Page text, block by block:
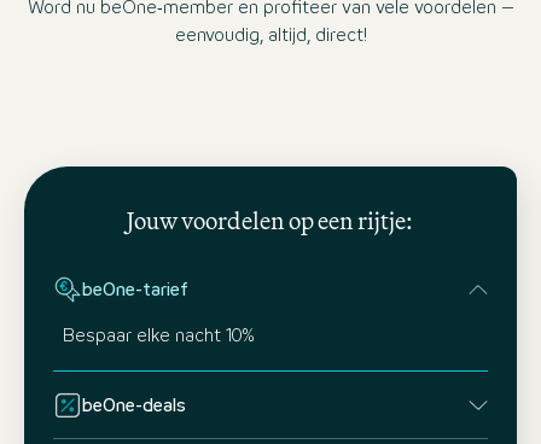
Word nu beOne‑member en profiteer van vele voordelen –
eenvoudig, altijd, direct!
Jouw voordelen op een rijtje:
beOne-tarief
Bespaar elke nacht 10%
beOne-deals